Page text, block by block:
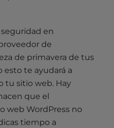
en
de
de primavera de tus
esto te ayudará a
tu sitio web. Hay
que el
web WordPress no
tiempo a